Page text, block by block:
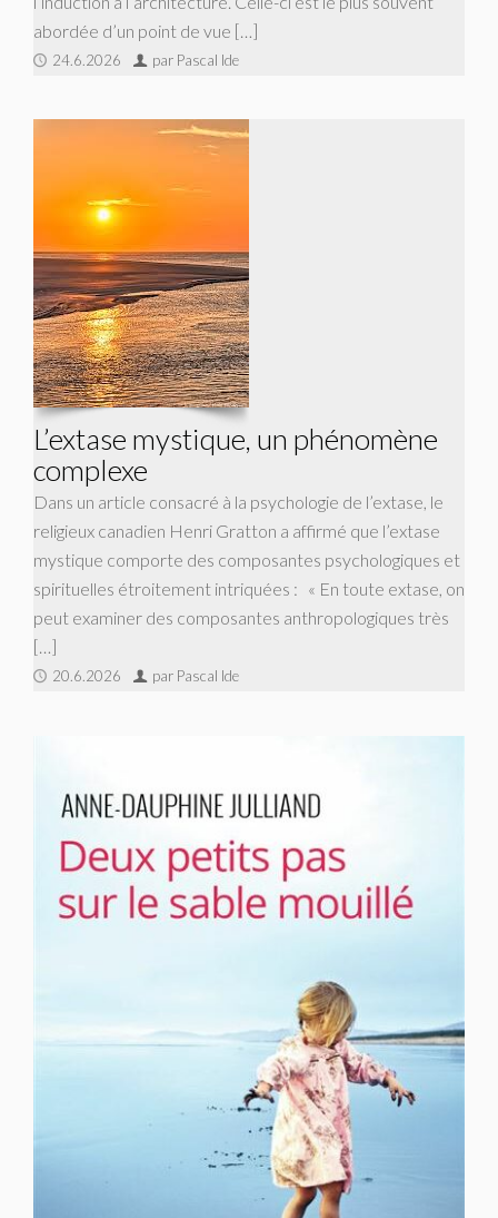
abordée d’un point de vue […]
24.6.2026 par Pascal Ide
L’extase mystique, un phénomène
complexe
Dans un article consacré à la psychologie de l’extase, le
religieux canadien Henri Gratton a affirmé que l’extase
mystique comporte des composantes psychologiques et
spirituelles étroitement intriquées : « En toute extase, on
peut examiner des composantes anthropologiques très
[…]
20.6.2026 par Pascal Ide